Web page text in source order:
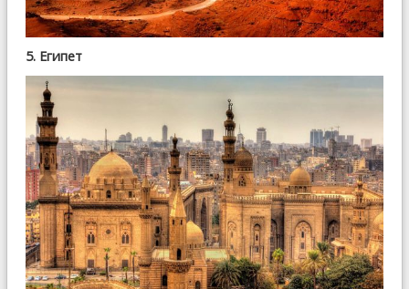
5. Египет